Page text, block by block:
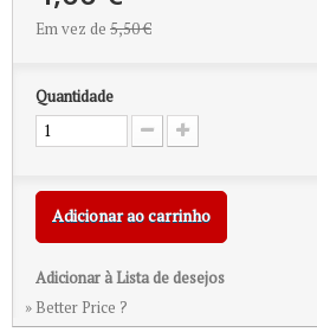
Em vez de 5,50 €
Quantidade
Adicionar ao carrinho
Adicionar à Lista de desejos
» Better Price ?